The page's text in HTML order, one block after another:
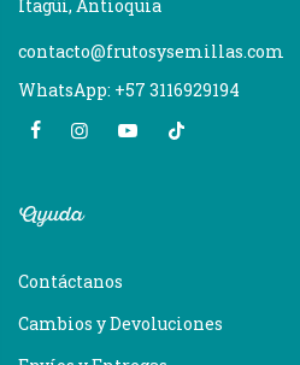
Itagüi, Antioquia
contacto@frutosysemillas.com
WhatsApp: +57 3116929194
Ayuda
Contáctanos
Cambios y Devoluciones